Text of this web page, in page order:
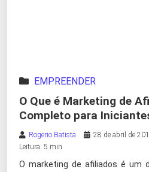
EMPREENDER
O Que é Marketing de
Completo para
Rogerio Batista 28 de abril de
Leitura: 5 min
O marketing de afiliados é um